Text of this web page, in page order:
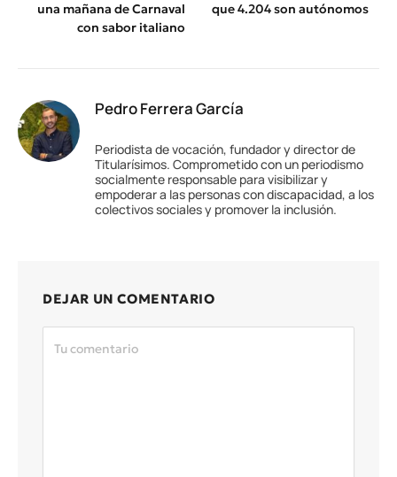
una mañana de Carnaval
con sabor italiano
que 4.204 son autónomos
Pedro Ferrera García
Periodista de vocación, fundador y director de
Titularísimos. Comprometido con un periodismo
socialmente responsable para visibilizar y
empoderar a las personas con discapacidad, a los
colectivos sociales y promover la inclusión.
DEJAR UN COMENTARIO